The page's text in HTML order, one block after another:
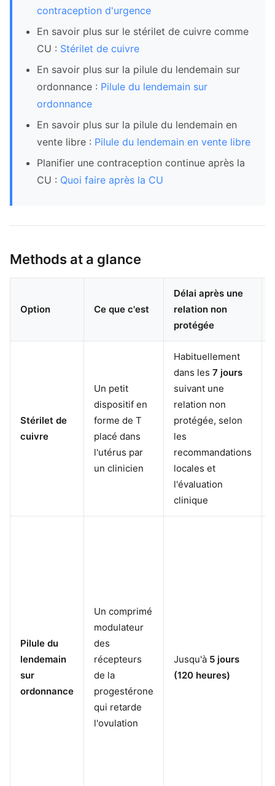
contraception d'urgence
En savoir plus sur le stérilet de cuivre comme
CU : Stérilet de cuivre
En savoir plus sur la pilule du lendemain sur
ordonnance : Pilule du lendemain sur
ordonnance
En savoir plus sur la pilule du lendemain en
vente libre : Pilule du lendemain en vente libre
Planifier une contraception continue après la
CU : Quoi faire après la CU
Methods at a glance
Option Ce que c'est
Délai après une
relation non
protégée
Stérilet de
cuivre
Un petit
dispositif en
forme de T
placé dans
l'utérus par
un clinicien
Habituellement
dans les 7 jours
suivant une
relation non
protégée, selon
les
recommandations
locales et
l'évaluation
clinique
Pilule du
lendemain
sur
ordonnance
Un comprimé
modulateur
des
récepteurs
de la
progestérone
qui retarde
l'ovulation
Jusqu'à 5 jours
(120 heures)